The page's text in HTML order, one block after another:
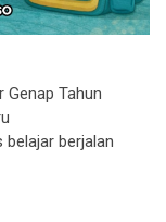
Tahun
berjalan